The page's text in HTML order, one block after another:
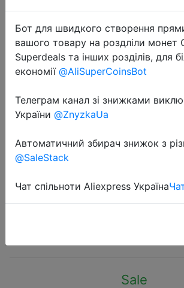
2022-11-24
Global Version Samsung
Watch 5 40mm R900
1.2" Super AMOLED
Fast
Sale
Бот для швидкого створення
вашого товару на роздліли монет
Superdeals та інших розділів, для
економії @AliSuperCoinsBot
Телеграм канал зі знижками
України @ZnyzkaUa
Автоматичний збирач знижок з
@SaleStack
Чат спільноти Aliexpress Україна